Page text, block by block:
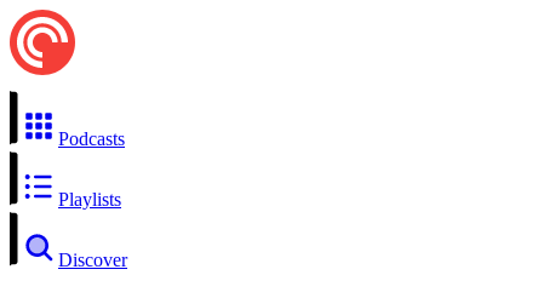
Podcasts
Playlists
Discover